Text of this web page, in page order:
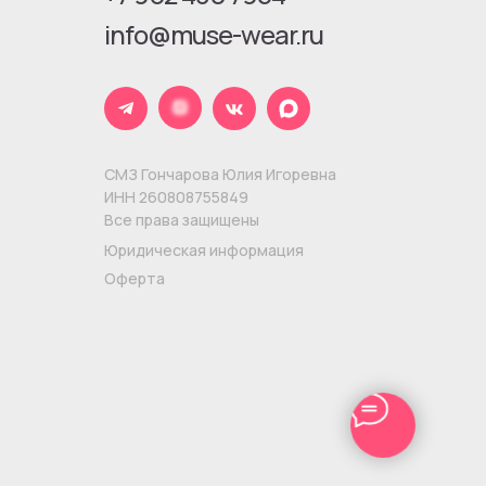
Юридическая информация
СМЗ Гончарова Юлия Игоревна
ИНН 260808755849
Все права защищены
info@muse-wear.ru
Оферта